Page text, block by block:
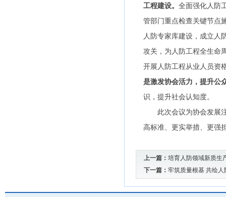
工程建设。 全面强化人防
管部门重点检查关键节点
人防专家库建设，成立人
攻关，为人防工程全生命
开展人防工程从业人员资
是激发协会活力，提升公
识，提升社会认知度。
此次会议为协会发展注
高标准、更实举措、更强
上一篇： 培育人防领域新质生
下一篇： 牢筑质量根基 共绘